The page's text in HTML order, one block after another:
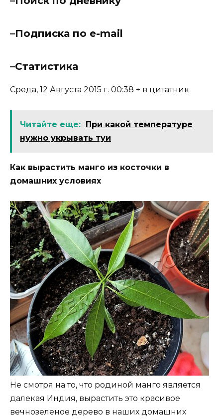
–Подписка по e-mail
–Статистика
Среда, 12 Августа 2015 г. 00:38 + в цитатник
Читайте еще: При какой температуре
нужно укрывать туи
Как вырастить манго из косточки в
домашних условиях
Не смотря на то, что родиной манго является
далекая Индия, вырастить это красивое
вечнозеленое дерево в наших домашних